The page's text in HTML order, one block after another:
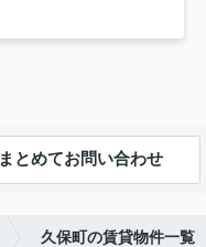
まとめてお問い合わせ
久保町の賃貸物件一覧